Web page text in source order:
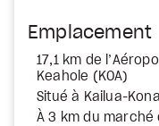
Emplacement
17,1 km de
Keahole (KOA)
Situé à Kailua-Kona
À 3 km du marché